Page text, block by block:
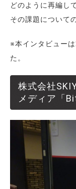
どのように再編し
その課題について
※本インタビュー
た。
株式会社
メディア「